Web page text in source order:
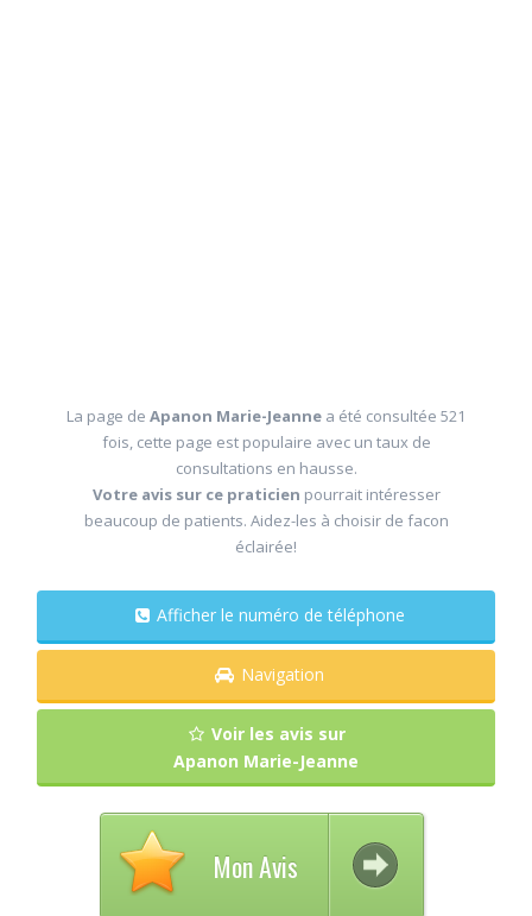
La page de Apanon Marie-Jeanne a été consultée 521
fois, cette page est populaire avec un taux de
consultations en hausse.
Votre avis sur ce praticien pourrait intéresser
beaucoup de patients. Aidez-les à choisir de facon
éclairée!
Afficher le numéro de téléphone
Navigation
Voir les avis sur
Apanon Marie-Jeanne
Mon Avis